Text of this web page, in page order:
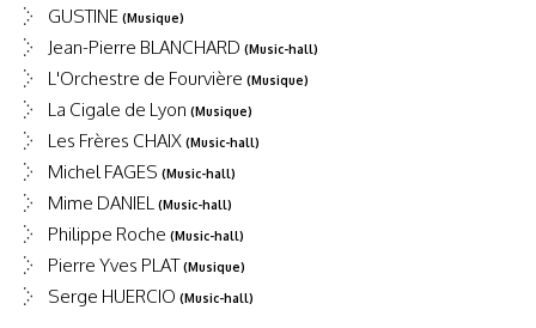
GUSTINE (Musique)
Jean-Pierre BLANCHARD (Music-hall)
L'Orchestre de Fourvière (Musique)
La Cigale de Lyon (Musique)
Les Frères CHAIX (Music-hall)
Michel FAGES (Music-hall)
Mime DANIEL (Music-hall)
Philippe Roche (Music-hall)
Pierre Yves PLAT(Musique)
Serge HUERCIO (Music-hall)